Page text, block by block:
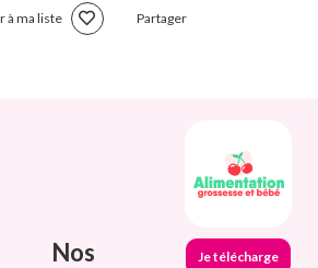
à ma liste Partager
Nos
Je télécharge